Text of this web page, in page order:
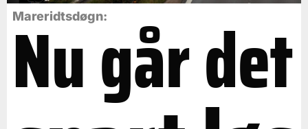
Mareridtsdøgn:
Nu går det